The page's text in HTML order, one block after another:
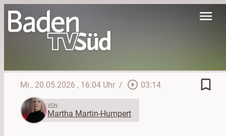
menu
Mi., 20.05.2026 , 16:04 Uhr / play_circle_outline 03:14 bookmark_border
VON
Martha Martin-Humpert